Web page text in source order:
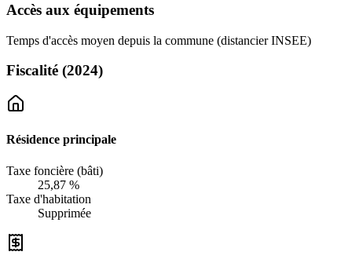
Accès aux équipements
Temps d'accès moyen depuis la commune (distancier INSEE)
Fiscalité (2024)
Résidence principale
Taxe foncière (bâti)
25,87 %
Taxe d'habitation
Supprimée